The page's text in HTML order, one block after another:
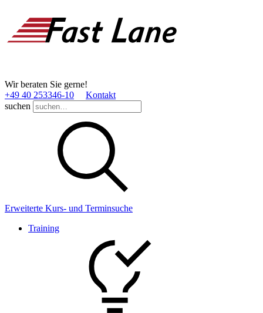
Wir beraten Sie gerne!
+49 40 253346­-10
Kontakt
suchen
Erweiterte Kurs- und Terminsuche
Training